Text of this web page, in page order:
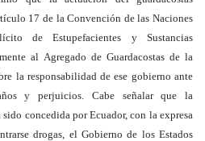
17 de la Convención de las Naciones
de Estupefacientes y Sustancias
al Agregado de Guardacostas de la
la responsabilidad de ese gobierno ante
y perjuicios. Cabe señalar que la
concedida por Ecuador, con la expresa
drogas, el Gobierno de los Estados